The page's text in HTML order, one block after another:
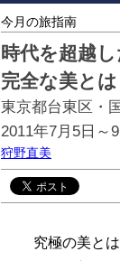
今月の旅指南
時代を超越し
完全な美とは
東京都台東区・
2011年7月5日～
狩野直美
究極の美とは